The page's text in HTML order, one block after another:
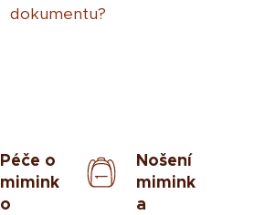
dokumentu?
Péče o
mimink
o
Nošení
mimink
a